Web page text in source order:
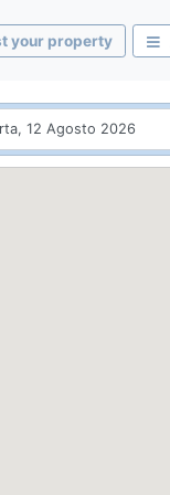
your property